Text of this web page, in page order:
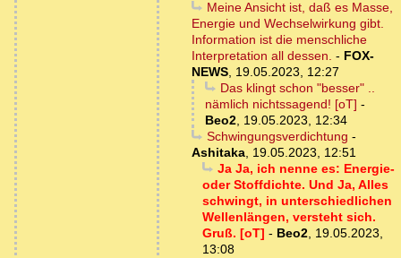
Meine Ansicht ist, daß es Masse,
Energie und Wechselwirkung gibt.
Information ist die menschliche
Interpretation all dessen. - FOX-
NEWS, 19.05.2023, 12:27
Das klingt schon "besser" ..
nämlich nichtssagend! [oT] -
Beo2, 19.05.2023, 12:34
Schwingungsverdichtung -
Ashitaka, 19.05.2023, 12:51
Ja Ja, ich nenne es: Energie-
oder Stoffdichte. Und Ja, Alles
schwingt, in unterschiedlichen
Wellenlängen, versteht sich.
Gruß. [oT] - Beo2, 19.05.2023,
13:08